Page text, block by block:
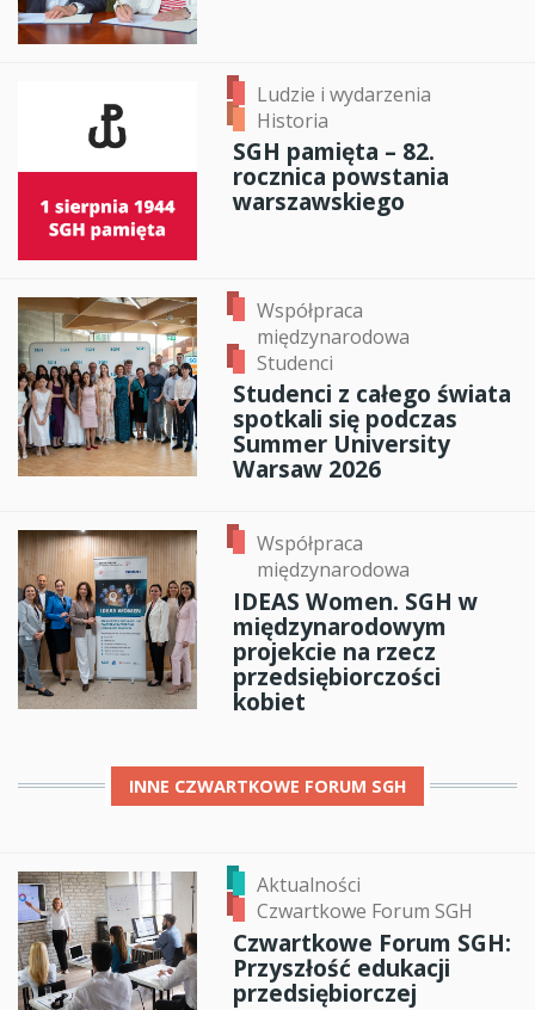
Ludzie i wydarzenia
Historia
SGH pamięta – 82.
rocznica powstania
warszawskiego
Współpraca
międzynarodowa
Studenci
Studenci z całego świata
spotkali się podczas
Summer University
Warsaw 2026
Współpraca
międzynarodowa
IDEAS Women. SGH w
międzynarodowym
projekcie na rzecz
przedsiębiorczości
kobiet
INNE CZWARTKOWE FORUM SGH
Aktualności
Czwartkowe Forum SGH
Czwartkowe Forum SGH:
Przyszłość edukacji
przedsiębiorczej